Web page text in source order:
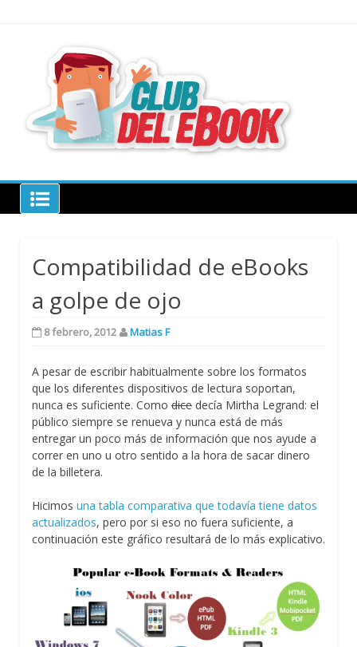
Club del ebook
Compatibilidad de eBooks
a golpe de ojo
8 febrero, 2012 Matias F
A pesar de escribir habitualmente sobre los formatos
que los diferentes dispositivos de lectura soportan,
nunca es suficiente. Como dice decía Mirtha Legrand: el
público siempre se renueva y nunca está de más
entregar un poco más de información que nos ayude a
correr en uno u otro sentido a la hora de sacar dinero
de la billetera.
Hicimos una tabla comparativa que todavía tiene datos
actualizados, pero por si eso no fuera suficiente, a
continuación este gráfico resultará de lo más explicativo.